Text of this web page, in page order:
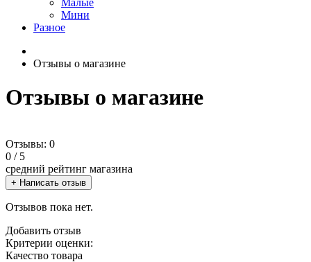
Малые
Мини
Разное
Отзывы о магазине
Отзывы о магазине
Отзывы: 0
0 / 5
средний рейтинг магазина
+ Написать отзыв
Отзывов пока нет.
Добавить отзыв
Критерии оценки:
Качество товара